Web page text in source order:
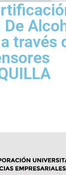
través